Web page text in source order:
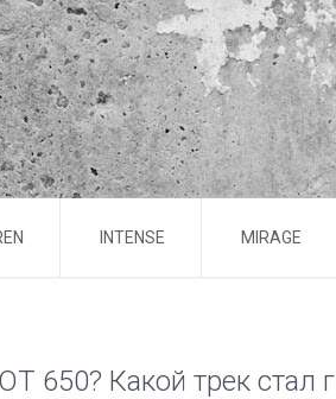
INTENSE MIRAGE
650? Какой трек стал